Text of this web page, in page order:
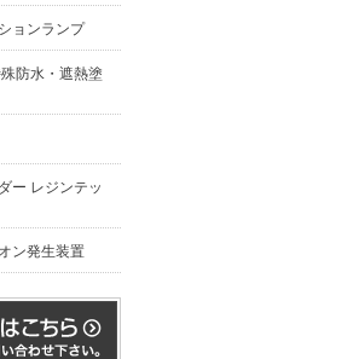
ョンランプ
防水・遮熱塗
ー レジンテッ
ン発生装置